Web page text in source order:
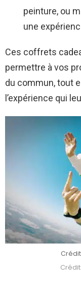
peinture, ou
une
Ces coffrets
permettre à vos
du commun, tout
l’expérience qui